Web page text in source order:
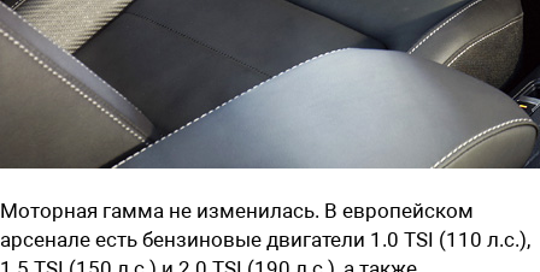
Моторная гамма не изменилась. В европейском
арсенале есть бензиновые двигатели 1.0 TSI (110 л.с.),